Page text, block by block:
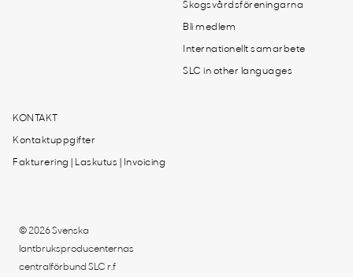
Skogsvårdsföreningarna
Bli medlem
Internationellt samarbete
SLC in other languages
KONTAKT
Kontaktuppgifter
Fakturering | Laskutus | Invoicing
© 2026 Svenska
lantbruksproducenternas
centralförbund SLC r.f